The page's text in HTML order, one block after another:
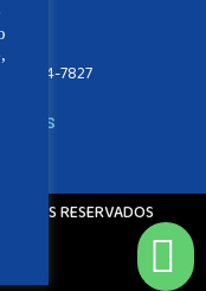
7827
RESERVADOS